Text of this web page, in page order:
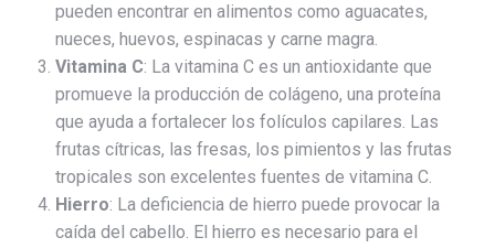
pueden encontrar en alimentos como aguacates,
nueces, huevos, espinacas y carne magra.
Vitamina C: La vitamina C es un antioxidante que
promueve la producción de colágeno, una proteína
que ayuda a fortalecer los folículos capilares. Las
frutas cítricas, las fresas, los pimientos y las frutas
tropicales son excelentes fuentes de vitamina C.
Hierro: La deficiencia de hierro puede provocar la
caída del cabello. El hierro es necesario para el